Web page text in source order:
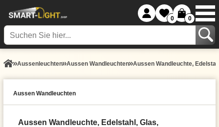
0 0
Aussen­leuchten Aussen Wandleuchten Aussen Wandleuchte,
Aussen Wandleuchten
Aussen Wandleuchte, Edelstahl, Glas,